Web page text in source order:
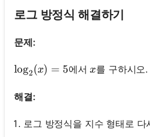
기
로
인
하
로그 방정식 해결하기
문제:
\log _2(x)=5
log2(x) = 5에서x
x를 구하시오.
해결:
로그 방정식을 지수 형태로 다